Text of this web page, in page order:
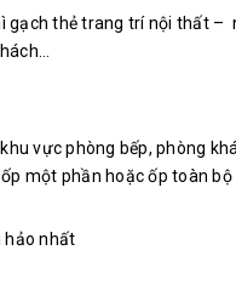
gạch thẻ trang trí nội thất
vực phòng bếp, phòng
một phần hoặc ốp toàn
hảo nhất